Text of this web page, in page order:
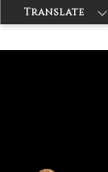
神戸牛ダイヤ > 神
カルガイド 2026/
Translate